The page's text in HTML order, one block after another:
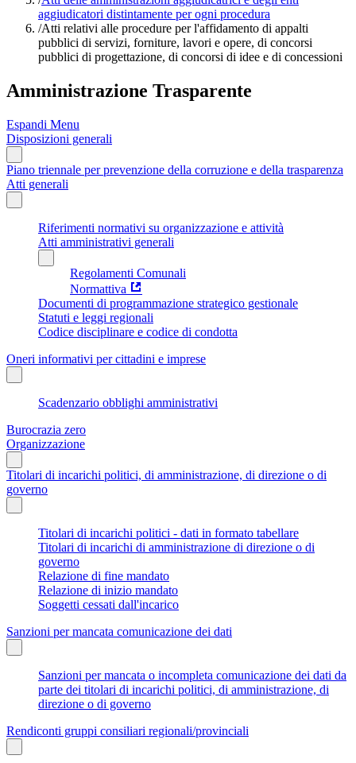
aggiudicatori distintamente per ogni procedura
/Atti relativi alle procedure per l'affidamento di appalti
pubblici di servizi, forniture, lavori e opere, di concorsi
pubblici di progettazione, di concorsi di idee e di concessioni
Amministrazione Trasparente
Espandi Menu
Disposizioni generali
Piano triennale per prevenzione della corruzione e della trasparenza
Atti generali
Riferimenti normativi su organizzazione e attività
Atti amministrativi generali
Regolamenti Comunali
Normattiva
Documenti di programmazione strategico gestionale
Statuti e leggi regionali
Codice disciplinare e codice di condotta
Oneri informativi per cittadini e imprese
Scadenzario obblighi amministrativi
Burocrazia zero
Organizzazione
Titolari di incarichi politici, di amministrazione, di direzione o di
governo
Titolari di incarichi politici - dati in formato tabellare
Titolari di incarichi di amministrazione di direzione o di
governo
Relazione di fine mandato
Relazione di inizio mandato
Soggetti cessati dall'incarico
Sanzioni per mancata comunicazione dei dati
Sanzioni per mancata o incompleta comunicazione dei dati da
parte dei titolari di incarichi politici, di amministrazione, di
direzione o di governo
Rendiconti gruppi consiliari regionali/provinciali